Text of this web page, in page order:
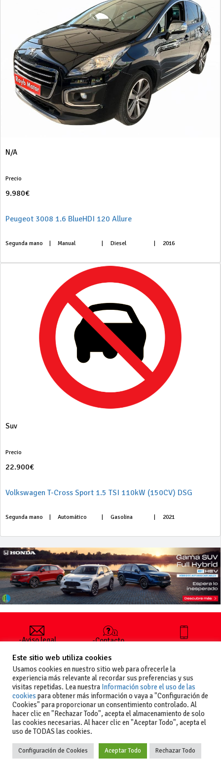
N/A
Precio
9.980€
Peugeot 3008 1.6 BlueHDI 120 Allure
Segunda mano Manual Diesel 2016
Suv
Precio
22.900€
Volkswagen T-Cross Sport 1.5 TSI 110kW (150CV) DSG
Segunda mano Automático Gasolina 2021
-Aviso legal
generales
de uso
-Política de
privacidad
-Política de
cookies
-Contacto
publicar un
anuncio
-Vende+
+34 627 35
Copyright La guia del motor
Este sitio web utiliza cookies
Usamos cookies en nuestro sitio web para ofrecerle la
experiencia más relevante al recordar sus preferencias y sus
visitas repetidas. Lea nuestra Información sobre el uso de las
cookies para obtener más información o vaya a "Configuración de
Cookies" para proporcionar un consentimiento controlado. Al
hacer clic en "Rechazar Todo", acepta el almacenamiento de solo
las cookies necesarias. Al hacer clic en "Aceptar Todo", acepta el
uso de TODAS las cookies.
Configuración de Cookies Aceptar Todo Rechazar Todo